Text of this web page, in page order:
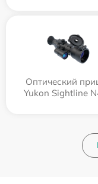
Оптический
Yukon Sightline